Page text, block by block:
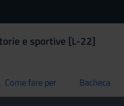
e sportive [L-22]
Come fare per
current Bacheca
current